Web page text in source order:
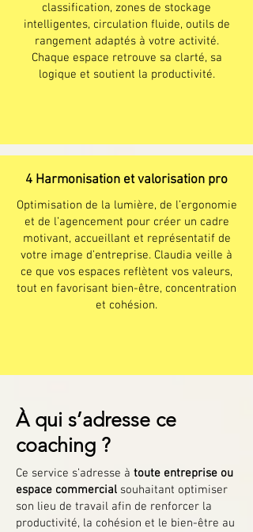
classification, zones de stockage
intelligentes, circulation fluide, outils de
rangement adaptés à votre activité.
Chaque espace retrouve sa clarté, sa
logique et soutient la productivité.
4 Harmonisation et valorisation pro
Optimisation de la lumière, de l’ergonomie
et de l’agencement pour créer un cadre
motivant, accueillant et représentatif de
votre image d’entreprise. Claudia veille à
ce que vos espaces reflètent vos valeurs,
tout en favorisant bien-être, concentration
et cohésion.
À qui s’adresse ce
coaching ?
Ce service s’adresse à toute entreprise ou
espace commercial souhaitant optimiser
son lieu de travail afin de renforcer la
productivité, la cohésion et le bien-être au